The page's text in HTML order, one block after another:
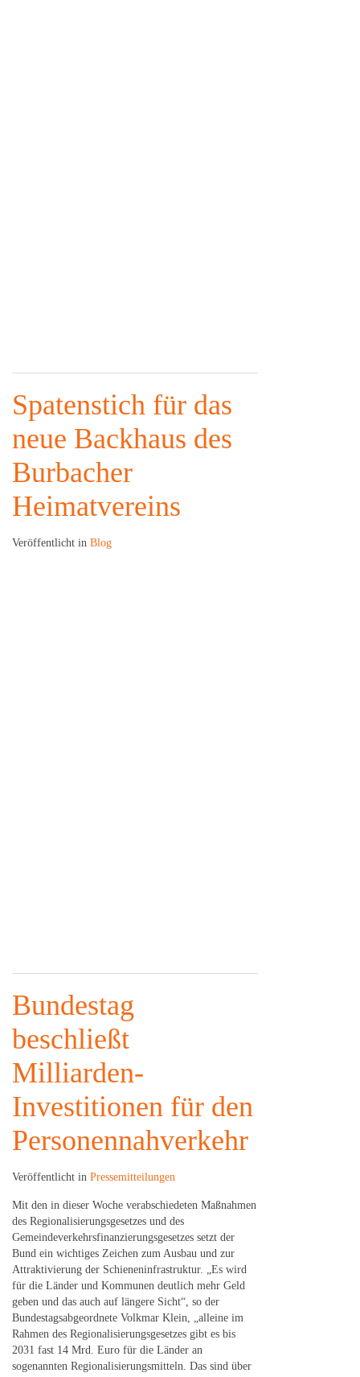
Spatenstich für das
neue Backhaus des
Burbacher
Heimatvereins
Veröffentlicht in Blog
Bundestag
beschließt
Milliarden-
Investitionen für den
Personennahverkehr
Veröffentlicht in Pressemitteilungen
Mit den in dieser Woche verabschiedeten Maßnahmen
des Regionalisierungsgesetzes und des
Gemeindeverkehrsfinanzierungsgesetzes setzt der
Bund ein wichtiges Zeichen zum Ausbau und zur
Attraktivierung der Schieneninfrastruktur. „Es wird
für die Länder und Kommunen deutlich mehr Geld
geben und das auch auf längere Sicht“, so der
Bundestagsabgeordnete Volkmar Klein, „alleine im
Rahmen des Regionalisierungsgesetzes gibt es bis
2031 fast 14 Mrd. Euro für die Länder an
sogenannten Regionalisierungsmitteln. Das sind über